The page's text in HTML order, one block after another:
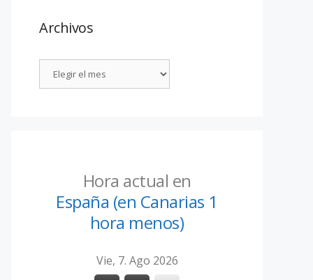
Archivos
Hora actual en
España (en Canarias 1
hora menos)